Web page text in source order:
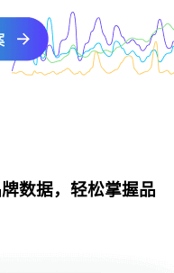
数据，轻松掌握品